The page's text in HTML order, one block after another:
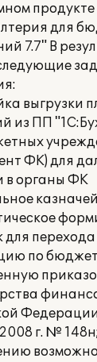
продукте
для
7.7" В
выгрузки
из ПП
ФК) для
в органы ФК
для
по
г. №